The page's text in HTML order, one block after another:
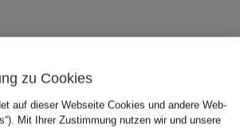
zu Cookies
auf dieser Webseite Cookies und andere Web-
Mit Ihrer Zustimmung nutzen wir und unsere